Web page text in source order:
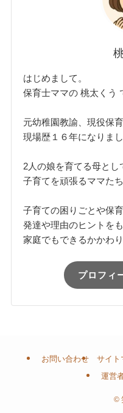
はじめまして。
保育士ママの 桃太くう
元幼稚園教諭、現役保育
現場歴１６年になりまし
2人の娘を育てる母とし
子育てを頑張るママたち
子育ての困りごとや保
発達や理由のヒントをも
家庭でもできるかかわ
プロフィ
お問い合わせ サイト
運営
©